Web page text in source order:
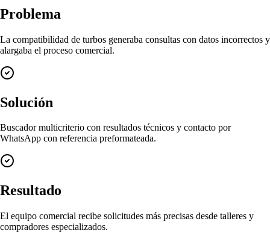
Problema
La compatibilidad de turbos generaba consultas con datos incorrectos y
alargaba el proceso comercial.
Solución
Buscador multicriterio con resultados técnicos y contacto por
WhatsApp con referencia preformateada.
Resultado
El equipo comercial recibe solicitudes más precisas desde talleres y
compradores especializados.